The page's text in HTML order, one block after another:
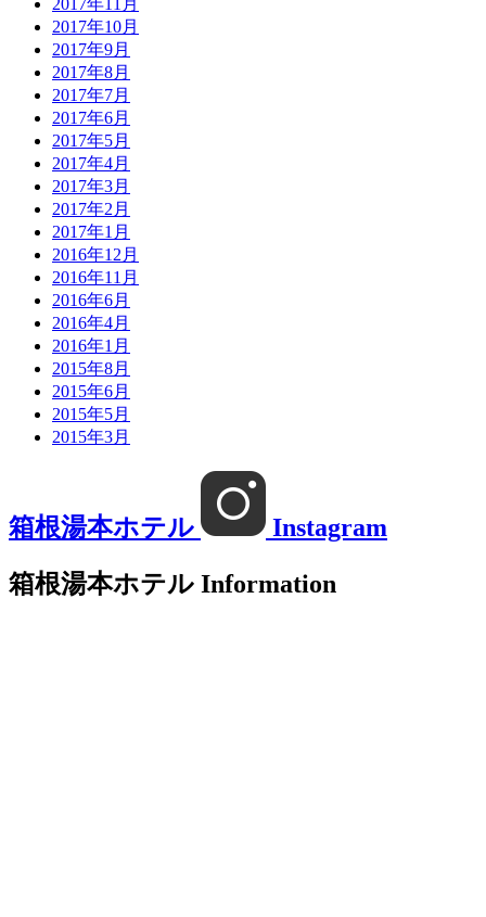
2017年10月
2017年9月
2017年8月
2017年7月
2017年6月
2017年5月
2017年4月
2017年3月
2017年2月
2017年1月
2016年12月
2016年11月
2016年6月
2016年4月
2016年1月
2015年8月
2015年6月
2015年5月
2015年3月
箱根湯本ホテル
Instagram
箱根湯本ホテル Information